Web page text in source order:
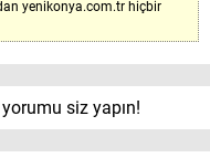
yenikonya.com.tr hiçbir
siz yapın!